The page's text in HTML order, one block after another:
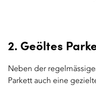
2. Geöltes
Neben der
Parkett auch eine